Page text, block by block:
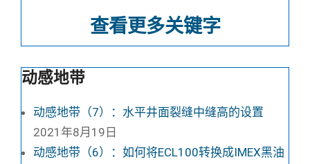
查看更多关键字
动感地带
动感地带（7）：水平井面裂缝中缝高的设置
2021年8月19日
动感地带（6）：如何将ECL100转换成IMEX黑油